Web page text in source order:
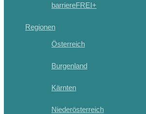
barriereFREI+
Regionen
Österreich
Burgenland
Kärnten
Niederösterreich